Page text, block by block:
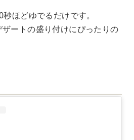
ほどゆでるだけです。
ートの盛り付けにぴったりの